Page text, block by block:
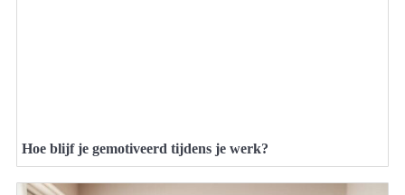
Hoe blijf je gemotiveerd tijdens je werk?